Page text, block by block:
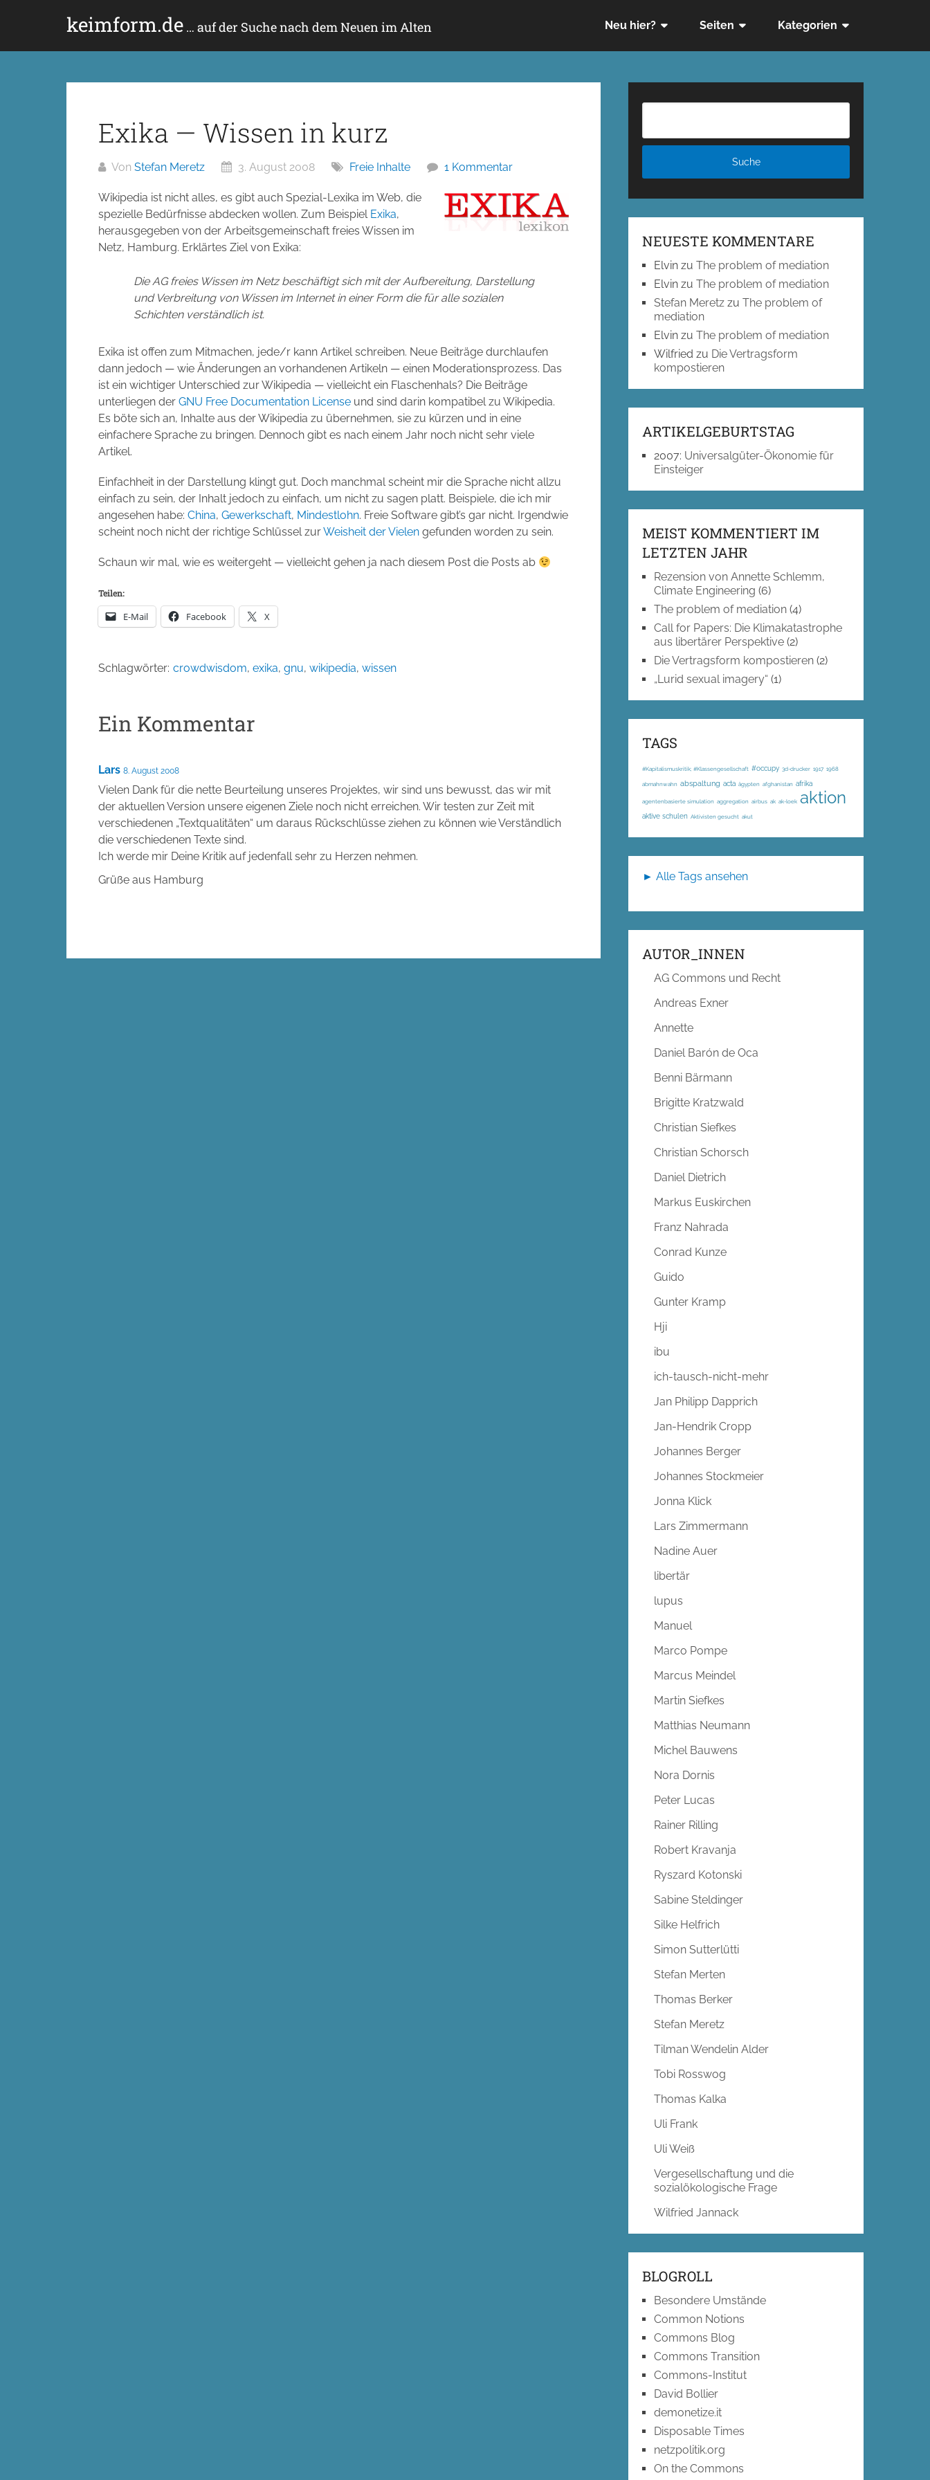
keimform.de … auf der Suche nach dem Neuen im Alten Neu hier? Seiten Kategorien
Exika — Wissen in kurz
Von Stefan Meretz 3. August 2008 Freie Inhalte 1 Kommentar
Wikipedia ist nicht alles, es gibt auch Spezial-Lexika im Web, die
spezielle Bedürfnisse abdecken wollen. Zum Beispiel Exika,
herausgegeben von der Arbeitsgemeinschaft freies Wissen im
Netz, Hamburg. Erklärtes Ziel von Exika:
Die AG freies Wissen im Netz beschäftigt sich mit der Aufbereitung, Darstellung
und Verbreitung von Wissen im Internet in einer Form die für alle sozialen
Schichten verständlich ist.
Exika ist offen zum Mitmachen, jede/r kann Artikel schreiben. Neue Beiträge durchlaufen
dann jedoch — wie Änderungen an vorhandenen Artikeln — einen Moderationsprozess. Das
ist ein wichtiger Unterschied zur Wikipedia — vielleicht ein Flaschenhals? Die Beiträge
unterliegen der GNU Free Documentation License und sind darin kompatibel zu Wikipedia.
Es böte sich an, Inhalte aus der Wikipedia zu übernehmen, sie zu kürzen und in eine
einfachere Sprache zu bringen. Dennoch gibt es nach einem Jahr noch nicht sehr viele
Artikel.
Einfachheit in der Darstellung klingt gut. Doch manchmal scheint mir die Sprache nicht allzu
einfach zu sein, der Inhalt jedoch zu einfach, um nicht zu sagen platt. Beispiele, die ich mir
angesehen habe: China, Gewerkschaft, Mindestlohn. Freie Software gibt’s gar nicht. Irgendwie
scheint noch nicht der richtige Schlüssel zurWeisheit der Vielen gefunden worden zu sein.
Schaun wir mal, wie es weitergeht — vielleicht gehen ja nach diesem Post die Posts ab
Teilen:
E-Mail Facebook X
Schlagwörter: crowdwisdom, exika, gnu, wikipedia, wissen
Ein Kommentar
Lars 8. August 2008
Vielen Dank für die nette Beurteilung unseres Projektes, wir sind uns bewusst, das wir mit
der aktuellen Version unsere eigenen Ziele noch nicht erreichen. Wir testen zur Zeit mit
verschiedenen „Textqualitäten“ um daraus Rückschlüsse ziehen zu können wie Verständlich
die verschiedenen Texte sind.
Ich werde mir Deine Kritik auf jedenfall sehr zu Herzen nehmen.
Grüße aus Hamburg
NEUESTE KOMMENTARE
Elvin zuThe problem of mediation
Elvin zuThe problem of mediation
Stefan Meretz zuThe problem of
mediation
Elvin zuThe problem of mediation
Wilfried zu Die Vertragsform
kompostieren
ARTIKELGEBURTSTAG
2007: Universalgüter-Ökonomie für
Einsteiger
MEIST KOMMENTIERT IM
LETZTEN JAHR
Rezension von Annette Schlemm,
Climate Engineering (6)
The problem of mediation (4)
Call for Papers: Die Klimakatastrophe
aus libertärer Perspektive (2)
Die Vertragsform kompostieren (2)
„Lurid sexual imagery“ (1)
TAGS
#Kapitalismuskritik; #Klassengesellschaft #occupy 3d-drucker 1917 1968
abmahnwahn abspaltung acta ägypten afghanistan afrika
agentenbasierte simulation aggregation airbus ak ak-loek aktion
aktive schulen Aktivisten gesucht akut
► Alle Tags ansehen
AUTOR_INNEN
AG Commons und Recht
Andreas Exner
Annette
Daniel Barón de Oca
Benni Bärmann
Brigitte Kratzwald
Christian Siefkes
Christian Schorsch
Daniel Dietrich
Markus Euskirchen
Franz Nahrada
Conrad Kunze
Guido
Gunter Kramp
Hji
ibu
ich-tausch-nicht-mehr
Jan Philipp Dapprich
Jan-Hendrik Cropp
Johannes Berger
Johannes Stockmeier
Jonna Klick
Lars Zimmermann
Nadine Auer
libertär
lupus
Manuel
Marco Pompe
Marcus Meindel
Martin Siefkes
Matthias Neumann
Michel Bauwens
Nora Dornis
Peter Lucas
Rainer Rilling
Robert Kravanja
Ryszard Kotonski
Sabine Steldinger
Silke Helfrich
Simon Sutterlütti
Stefan Merten
Thomas Berker
Stefan Meretz
Tilman Wendelin Alder
Tobi Rosswog
Thomas Kalka
Uli Frank
Uli Weiß
Vergesellschaftung und die
sozialökologische Frage
Wilfried Jannack
BLOGROLL
Besondere Umstände
Common Notions
Commons Blog
Commons Transition
Commons-Institut
David Bollier
demonetize.it
Disposable Times
netzpolitik.org
On the Commons